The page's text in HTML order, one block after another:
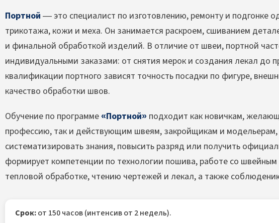
Портной — это специалист по изготовлению, ремонту и подгонке
трикотажа, кожи и меха. Он занимается раскроем, сшиванием
и финальной обработкой изделий. В отличие от швеи, портной
индивидуальными заказами: от снятия мерок и создания лекал до
квалификации портного зависят точность посадки по фигуре,
качество обработки швов.
Обучение по программе«Портной» подходит как новичкам,
профессию, так и действующим швеям, закройщикам и модельерам,
систематизировать знания, повысить разряд или получить
формирует компетенции по технологии пошива, работе со
тепловой обработке, чтению чертежей и лекал, а также
Срок:от 150 часов (интенсив от 2 недель).